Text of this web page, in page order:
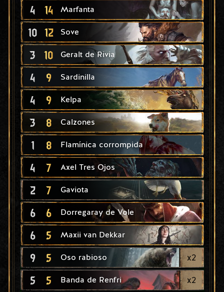
4 14 Marfanta
10 12 Sove
3 10 Geralt de Rivia
4 9 Sardinilla
4 9 Kelpa
3 8 Calzones
1 8 Flamínica corrompida
4 7 Axel Tres Ojos
2 7 Gaviota
6 6 Dorregaray de Vole
6 5 Maxii van Dekkar
9 5 Oso rabioso x2
5 5 Banda de Renfri x2